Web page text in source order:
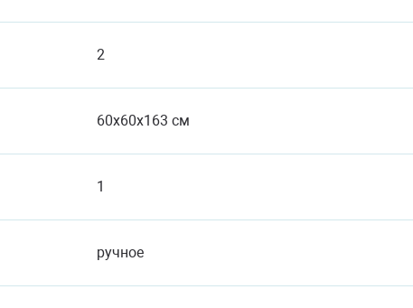
2
60x60x163 см
1
ручное